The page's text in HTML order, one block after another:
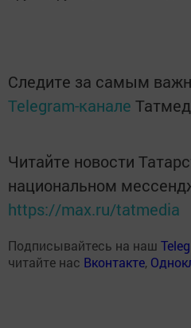
Следите за самым
Telegram-канале
Читайте новости
национальном
https://max.ru/tatmedia
Подписывайтесь на наш
читайте нас Вконтакте,